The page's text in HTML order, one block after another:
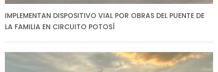
IMPLEMENTAN DISPOSITIVO VIAL POR OBRAS DEL PUENTE DE
LA FAMILIA EN CIRCUITO POTOSÍ